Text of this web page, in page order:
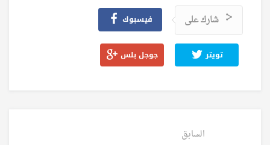
شارك على فيسبوك
تويتر جوجل بلس
السابق